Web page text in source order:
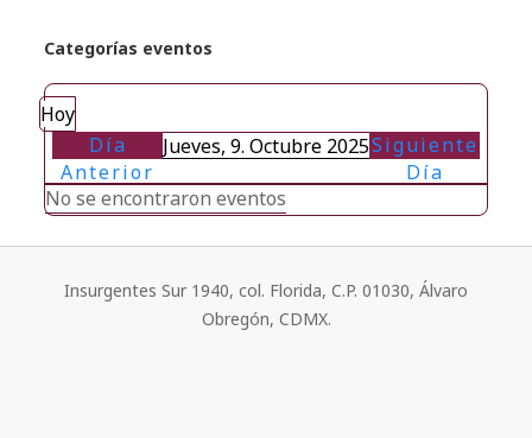
Categorías eventos
Hoy
Día
Anterior
Jueves, 9. Octubre 2025Siguiente
Día
No se encontraron eventos
Insurgentes Sur 1940, col. Florida, C.P. 01030, Álvaro
Obregón, CDMX.